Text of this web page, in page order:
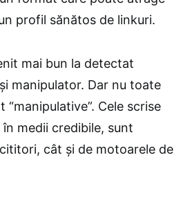
profil sănătos de linkuri.
mai bun la detectat
manipulator. Dar nu toate
Cele scrise
medii credibile, sunt
cât și de motoarele de